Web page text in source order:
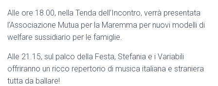
Alle ore 18.00, nella Tenda dell’Incontro, verrà presentata
l’Associazione Mutua per la Maremma per nuovi modelli di
welfare sussidiario per le famiglie.
Alle 21.15, sul palco della Festa, Stefania e i Variabili
offriranno un ricco repertorio di musica italiana e straniera
tutta da ballare!